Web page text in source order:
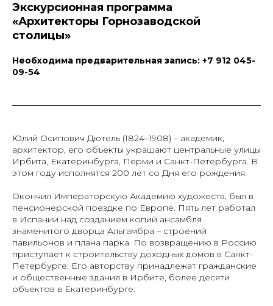
Экскурсионная программа
«Архитекторы Горнозаводской
столицы»
Необходима предварительная запись: +7 912 045-
09-54
Юлий Осипович Дютель (1824–1908) – академик,
архитектор, его объекты украшают центральные улицы
Ирбита, Екатеринбурга, Перми и Санкт-Петербурга. В
этом году исполнятся 200 лет со Дня его рождения.
Окончил Императорскую Академию художеств, был в
пенсионерской поездке по Европе. Пять лет работал
в Испании над созданием копий ансамбля
знаменитого дворца Альгамбра – строений
павильонов и плана парка. По возвращению в Россию
приступает к строительству доходных домов в Санкт-
Петербурге. Его авторству принадлежат гражданские
и общественные здания в Ирбите, более десяти
объектов в Екатеринбурге: